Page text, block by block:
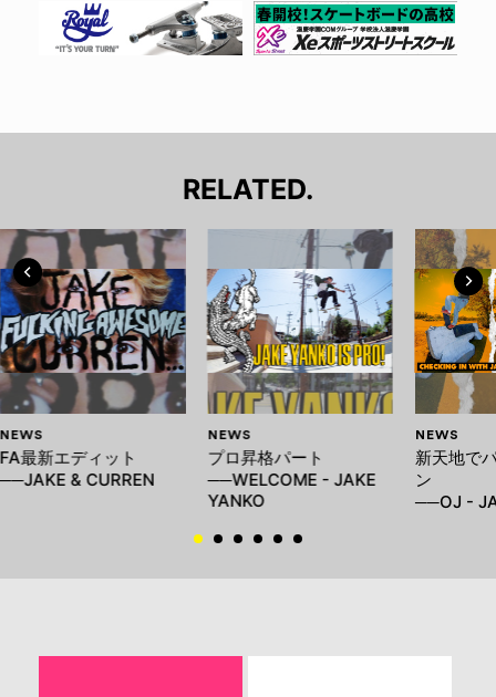
RELATED.
NEWS
FA最新エディット
──JAKE & CURREN
NEWS
プロ昇格パート
──WELCOME - JAKE
YANKO
NEWS
新天地で
ン
──OJ -